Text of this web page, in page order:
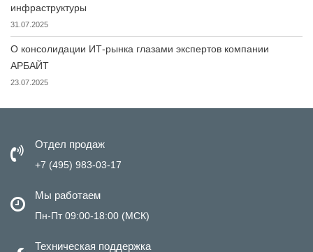
инфраструктуры
31.07.2025
О консолидации ИТ-рынка глазами экспертов компании
АРБАЙТ
23.07.2025
Отдел продаж
+7 (495) 983-03-17
Мы работаем
Пн-Пт 09:00-18:00 (МСК)
Техническая поддержка